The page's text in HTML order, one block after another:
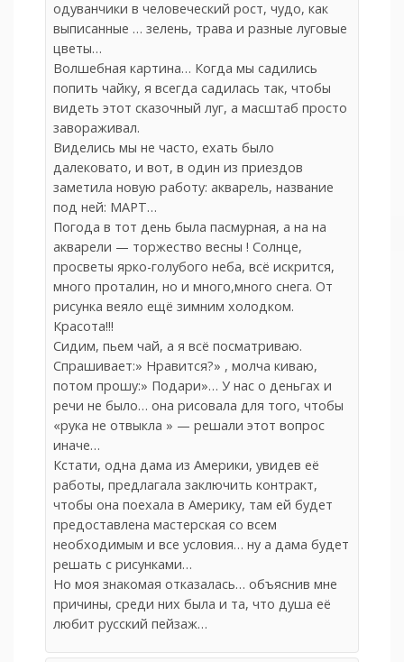
одуванчики в человеческий рост, чудо, как
выписанные … зелень, трава и разные луговые
цветы…
Волшебная картина… Когда мы садились
попить чайку, я всегда садилась так, чтобы
видеть этот сказочный луг, а масштаб просто
завораживал.
Виделись мы не часто, ехать было
далековато, и вот, в один из приездов
заметила новую работу: акварель, название
под ней: МАРТ…
Погода в тот день была пасмурная, а на на
акварели — торжество весны ! Солнце,
просветы ярко-голубого неба, всё искрится,
много проталин, но и много,много снега. От
рисунка веяло ещё зимним холодком.
Красота!!!
Сидим, пьем чай, а я всё посматриваю.
Спрашивает:» Нравится?» , молча киваю,
потом прошу:» Подари»… У нас о деньгах и
речи не было… она рисовала для того, чтобы
«рука не отвыкла » — решали этот вопрос
иначе…
Кстати, одна дама из Америки, увидев её
работы, предлагала заключить контракт,
чтобы она поехала в Америку, там ей будет
предоставлена мастерская со всем
необходимым и все условия… ну а дама будет
решать с рисунками…
Но моя знакомая отказалась… объяснив мне
причины, среди них была и та, что душа её
любит русский пейзаж…